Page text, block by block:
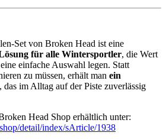
Set von Broken Head ist eine
für alle Wintersportler, die Wert
einfache Auswahl legen. Statt
zu müssen, erhält man ein
, das im Alltag auf der Piste zuverlässig
Head Shop erhältlich unter:
detail/index/sArticle/1938